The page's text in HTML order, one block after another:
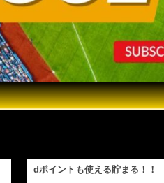
dポイントも使える貯まる！！